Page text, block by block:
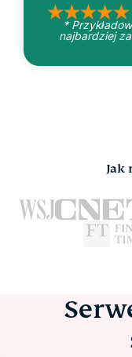
*
najbardziej
Jak